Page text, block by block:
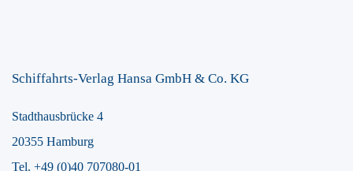
Schiffahrts-Verlag Hansa GmbH & Co. KG
Stadthausbrücke 4
20355 Hamburg
Tel. +49 (0)40 707080-01